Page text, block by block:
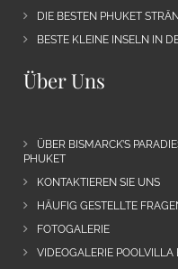
DIE BESTEN PHUKET
BESTE KLEINE INSELN IN
Über Uns
ÜBER BISMARCK’S
PHUKET
KONTAKTIEREN SIE UNS
HÄUFIG GESTELLTE
FOTOGALERIE
VIDEOGALERIE POOLVILLA